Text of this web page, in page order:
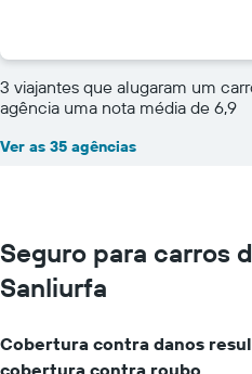
3 viajantes que alugaram um
agência uma nota média de 6,9
Ver as 35 agências
Seguro para carros
Sanliurfa
Cobertura contra danos
cobertura contra roubo